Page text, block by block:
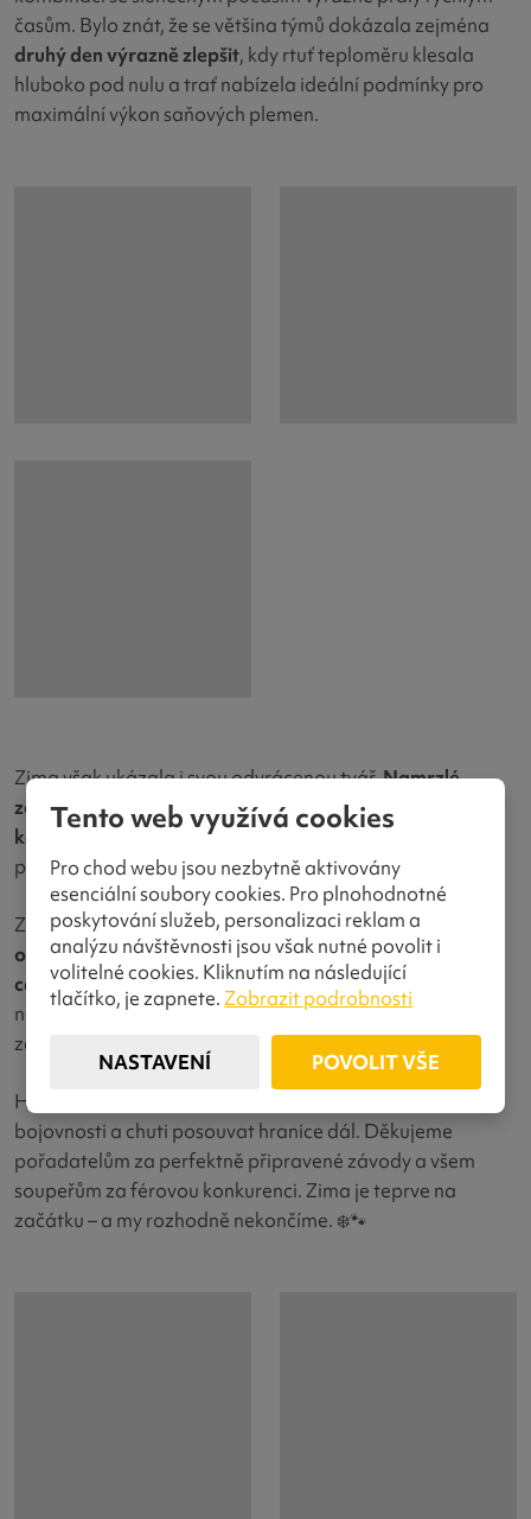
časům. Bylo znát, že se většina týmů dokázala zejména
druhý den výrazně zlepšit, kdy rtuť teploměru klesala
hluboko pod nulu a trať nabízela ideální podmínky pro
maximální výkon saňových plemen.
Zima však ukázala i svou odvrácenou tvář.Namrzlé
zatáčky a vysoké rychlostipotrápily především
kolech – od koloběžek až po těžší káry. Zrádné úseky
prověřily zkušenosti i techniku jízdy.
Z dvoudenního klání, kde se v rámci MČRsčítaly časy z
obou dnů, jsme si nakonec odvezlifantastické 2. místo v
canicrossu mužůsBerenikou. Opouhou jednu vteřinu
nám uniklo vítězství – výsledek, který nás mrzí i těší
zároveň a je velkou motivací do dalších závodů.
Hradecký víkend byl pro nás potvrzením skvělé formy,
bojovnosti a chuti posouvat hranice dál. Děkujeme
pořadatelům za perfektně připravené závody a všem
soupeřům za férovou konkurenci. Zima je teprve na
začátku – a my rozhodně nekončíme. ❄️🐾
Tento web využívá cookies
Pro chod webu jsou nezbytně aktivovány
esenciální soubory cookies. Pro plnohodnotné
poskytování služeb, personalizaci reklam a
analýzu návštěvnosti jsou však nutné povolit i
volitelné cookies. Kliknutím na následující
tlačítko, je zapnete.Zobrazit podrobnosti
NASTAVENÍ POVOLIT VŠE